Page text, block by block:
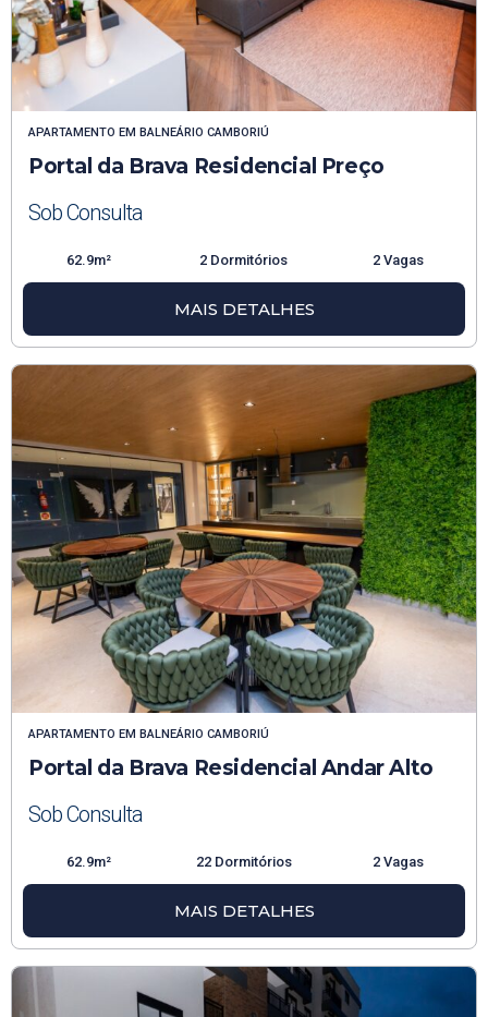
APARTAMENTO EM BALNEÁRIO CAMBORIÚ
Portal da Brava Residencial Preço
Sob Consulta
62.9m² 2 Dormitórios 2 Vagas
MAIS DETALHES
APARTAMENTO EM BALNEÁRIO CAMBORIÚ
Portal da Brava Residencial Andar Alto
Sob Consulta
62.9m² 22 Dormitórios 2 Vagas
MAIS DETALHES